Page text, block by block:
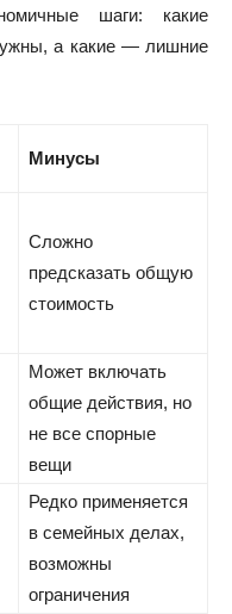
шаги: какие
а какие — лишние
Минусы
Сложно
предсказать общую
стоимость
Может включать
общие действия, но
не все спорные
вещи
Редко применяется
в семейных делах,
возможны
ограничения